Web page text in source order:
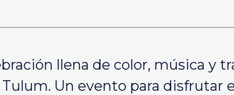
llena de color, música y
Un evento para disfrutar